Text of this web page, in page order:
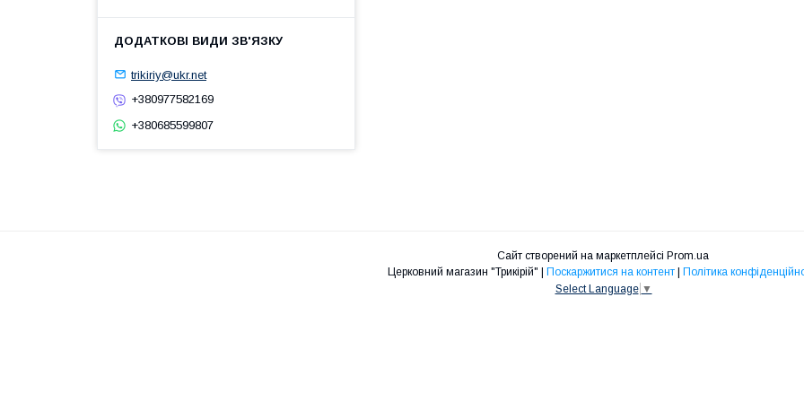
trikiriy@ukr.net
+380977582169
+380685599807
Сайт створений на маркетплейсі Prom.ua
Поскаржитися на контент
Політика
Select Language ▼